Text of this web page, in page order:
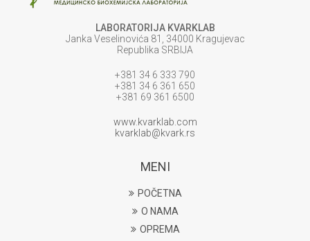
LABORATORIJA KVARKLAB
Janka Veselinovića 81, 34000 Kragujevac
Republika SRBIJA
+381 34 6 333 790
+381 34 6 361 650
+381 69 361 6500
www.kvarklab.com
kvarklab@kvark.rs
MENI
POČETNA
O NAMA
OPREMA